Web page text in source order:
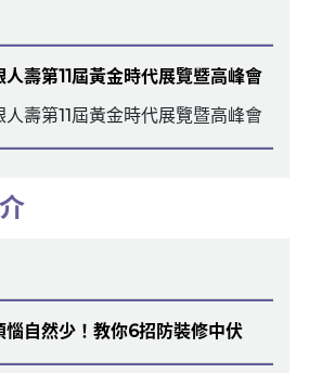
壽第11屆黃金時代展覽暨高峰會
壽第11屆黃金時代展覽暨高峰會
惱自然少！教你6招防裝修中伏